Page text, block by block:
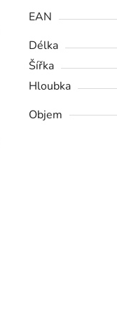
EAN
Délka
Šířka
Hloubka
Objem